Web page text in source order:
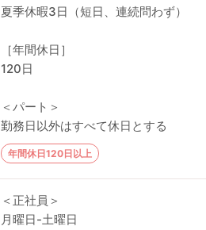
夏季休暇3日（短日、連続問わず）
［年間休日］
120日
＜パート＞
勤務日以外はすべて休日とする
年間休日120日以上
＜正社員＞
月曜日-土曜日